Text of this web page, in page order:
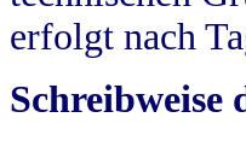
erfolgt nach
Schreibweise